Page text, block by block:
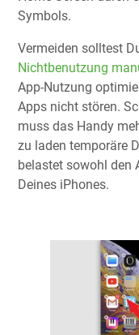
Symbols.
Vermeiden solltest
Nichtbenutzung
App-Nutzung
Apps nicht stören.
muss das Handy
zu laden temporäre
belastet sowohl den
Deines iPhones.